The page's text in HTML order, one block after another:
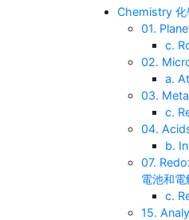
材料表面的
作用。 如果
索的好机会
为教科书中
科学界的下
https://
releases/
Chemistry 化
01.
c.
02.
a.
03.
c.
04.
b.
07.
電池和電
c.
15.